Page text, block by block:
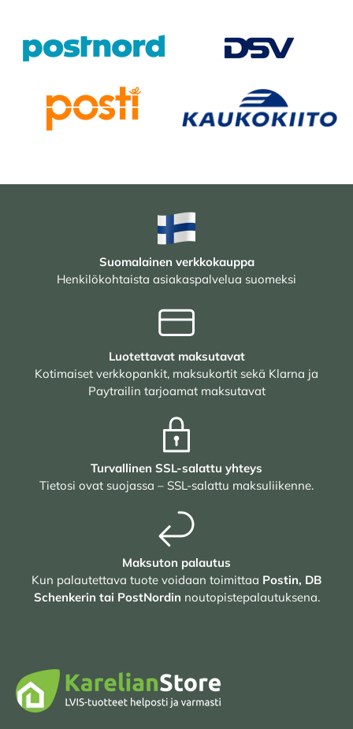
Suomalainen verkkokauppa
Henkilökohtaista asiakaspalvelua suomeksi
Luotettavat maksutavat
Kotimaiset verkkopankit, maksukortit sekä Klarna ja
Paytrailin tarjoamat maksutavat
Turvallinen SSL-salattu yhteys
Tietosi ovat suojassa – SSL-salattu maksuliikenne.
Maksuton palautus
Kun palautettava tuote voidaan toimittaa Postin, DB
Schenkerin tai PostNordin noutopistepalautuksena.